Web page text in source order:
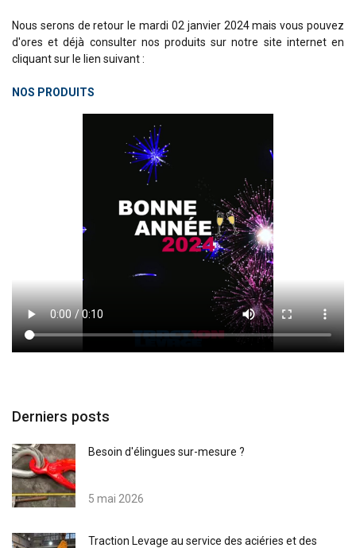
Nous serons de retour le mardi 02 janvier 2024 mais vous pouvez
d'ores et déjà consulter nos produits sur notre site internet en
cliquant sur le lien suivant :
NOS PRODUITS
Derniers posts
Besoin d'élingues sur-mesure ?
5 mai 2026
Traction Levage au service des aciéries et des